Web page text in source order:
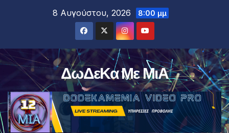
8 Αυγούστου, 2026 8:00 μμ
ΔωΔεΚα Με ΜιΑ